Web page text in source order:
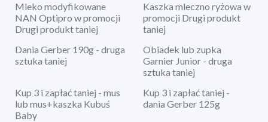
Mleko modyfikowane
NAN Optipro w promocji
Drugi produkt taniej
Kaszka mleczno ryżowa w
promocji Drugi produkt
taniej
Dania Gerber 190g - druga
sztuka taniej
Obiadek lub zupka
Garnier Junior - druga
sztuka taniej
Kup 3 i zapłać taniej - mus
lub mus+kaszka Kubuś
Baby
Kup 3 i zapłać taniej -
dania Gerber 125g